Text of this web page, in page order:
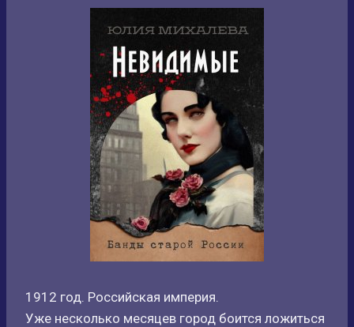
1912 год. Российская империя.
Уже несколько месяцев город боится ложиться